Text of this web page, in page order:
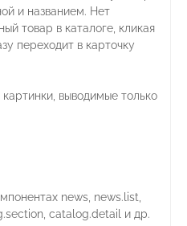
и названием. Нет
товар в каталоге, кликая
переходит в карточку
выводимые только
news, news.list,
catalog.detail и др.